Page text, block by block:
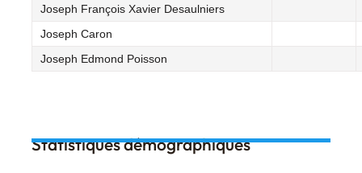
Joseph François Xavier Desaulniers
Joseph Caron
Joseph Edmond Poisson
Statistiques démographiques